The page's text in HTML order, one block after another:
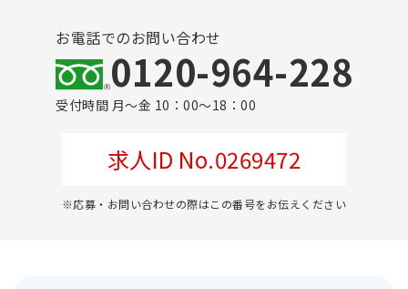
お電話でのお問い合わせ
0120-964-228
受付時間 月～金 10：00～18：00
求人ID No.0269472
※応募・お問い合わせの際はこの番号をお伝えください